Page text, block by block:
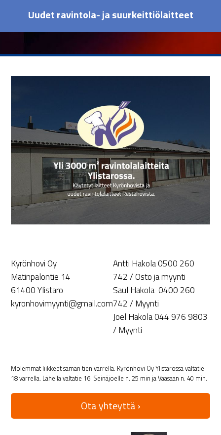
Uudet ravintola- ja suurkeittiölaitteet
Kyrönhovi Oy
Matinpalontie 14
61400 Ylistaro
kyronhovimyynti@gmail.com
Antti Hakola 0500 260
742 / Osto ja myynti
Saul Hakola 0400 260
742 / Myynti
Joel Hakola 044 976 9803
/ Myynti
Molemmat liikkeet saman tien varrella. Kyrönhovi Oy Ylistarossa valtatie
18 varrella. Lähellä valtatie 16. Seinäjoelle n. 25 min ja Vaasaan n. 40 min.
Ota yhteyttä ›